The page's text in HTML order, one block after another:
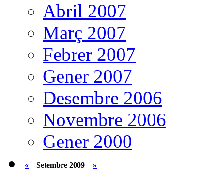
Abril 2007
Març 2007
Febrer 2007
Gener 2007
Desembre 2006
Novembre 2006
Gener 2000
« Setembre 2009
»